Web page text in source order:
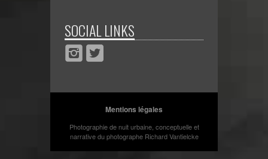
SOCIAL LINKS
Mentions légales
Photographie de nuit urbaine, conceptuelle et
narrative du photographe Richard Vantielcke